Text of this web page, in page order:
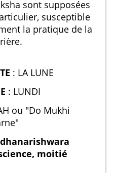
sont supposées
susceptible
la pratique de la
: LA LUNE
: LUNDI
ou "Do Mukhi
moitié